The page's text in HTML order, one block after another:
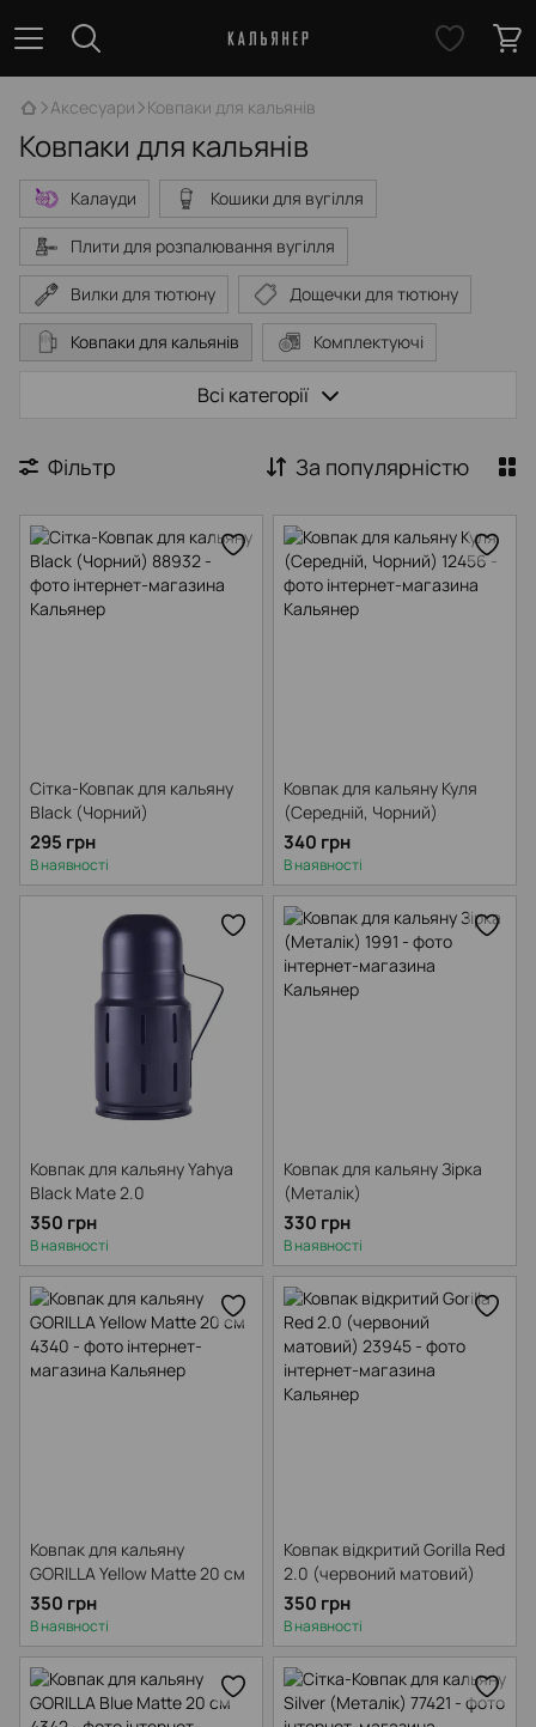
Аксесуари Ковпаки для кальянів
Ковпаки для кальянів
Калауди Кошики для вугілля
Плити для розпалювання вугілля
Вилки для тютюну Дощечки для тютюну
Ковпаки для кальянів Комплектуючі
Охолоджувальні трубки
Щітки та очищувачі Щипці для кальянів
Шило Засіб для миття кальяну
Всі категорії
Фільтр За популярністю
Сітка-Ковпак для кальяну
Black (Чорний)
295 грн
В наявності
Ковпак для кальяну Куля
(Середній, Чорний)
340 грн
В наявності
Ковпак для кальяну Yahya
Black Mate 2.0
350 грн
В наявності
Ковпак для кальяну Зірка
(Металік)
330 грн
В наявності
Ковпак для кальяну
GORILLA Yellow Matte 20 см
350 грн
В наявності
Ковпак відкритий Gorilla Red
2.0 (червоний матовий)
350 грн
В наявності